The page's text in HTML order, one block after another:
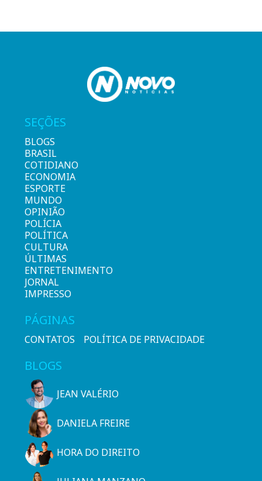
SEÇÕES
BLOGS
BRASIL
COTIDIANO
ECONOMIA
ESPORTE
MUNDO
OPINIÃO
POLÍCIA
POLÍTICA
CULTURA
ÚLTIMAS
ENTRETENIMENTO
JORNAL
IMPRESSO
PÁGINAS
CONTATOS POLÍTICA DE PRIVACIDADE
BLOGS
JEAN VALÉRIO
DANIELA FREIRE
HORA DO DIREITO